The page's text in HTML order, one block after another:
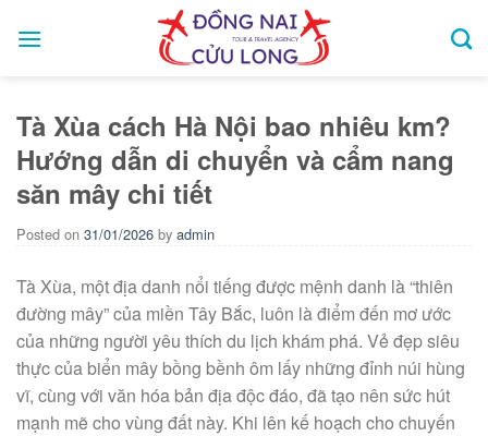
Tà Xùa cách Hà Nội bao nhiêu km?
Hướng dẫn di chuyển và cẩm nang
săn mây chi tiết
Posted on 31/01/2026 by admin
Tà Xùa, một địa danh nổi tiếng được mệnh danh là “thiên
đường mây” của miền Tây Bắc, luôn là điểm đến mơ ước
của những người yêu thích du lịch khám phá. Vẻ đẹp siêu
thực của biển mây bồng bềnh ôm lấy những đỉnh núi hùng
vĩ, cùng với văn hóa bản địa độc đáo, đã tạo nên sức hút
mạnh mẽ cho vùng đất này. Khi lên kế hoạch cho chuyến